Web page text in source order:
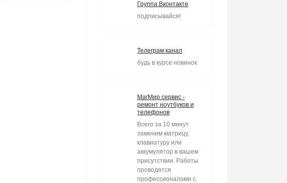
Группа Вконтакте
подписывайся!
Телеграм канал
будь в курсе новинок
МагМир сервис -
ремонт ноутбуков и
телефонов
Всего за 10 минут
заменим матрицу,
клавиатуру или
аккумулятор в вашем
присутствии. Работы
проводятся
профессионалами с